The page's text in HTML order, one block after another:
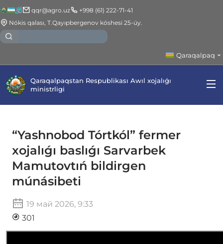
qqr@agro.uz
+998 (61) 222-71-41
Nókis qalası, T.Qayıpbergenov kóshesi 25-úy.
Qaraqalpaq
Qaraqalpaqstan Respublikası Awıl xojalıǵı
ministrligi
“Yashnobod Tórtkól” fermer
xojalıǵı baslıǵı Sarvarbek
Mamutovtıń bildirgen
múnásibeti
19 май 2026, 9:33
301